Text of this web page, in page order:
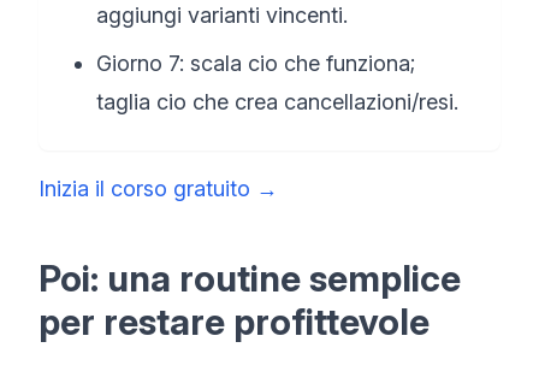
aggiungi varianti vincenti.
Giorno 7: scala cio che funziona;
taglia cio che crea cancellazioni/resi.
Inizia il corso gratuito →
Poi: una routine semplice
per restare profittevole